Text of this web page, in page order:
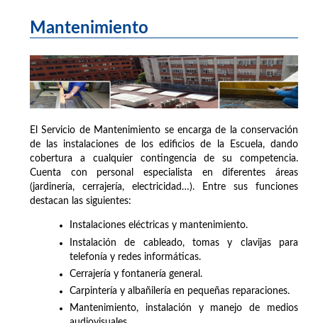
Mantenimiento
El Servicio de Mantenimiento se encarga de la conservación
de las instalaciones de los edificios de la Escuela, dando
cobertura a cualquier contingencia de su competencia.
Cuenta con personal especialista en diferentes áreas
(jardinería, cerrajería, electricidad…). Entre sus funciones
destacan las siguientes:
Instalaciones eléctricas y mantenimiento.
Instalación de cableado, tomas y clavijas para
telefonía y redes informáticas.
Cerrajería y fontanería general.
Carpintería y albañilería en pequeñas reparaciones.
Mantenimiento, instalación y manejo de medios